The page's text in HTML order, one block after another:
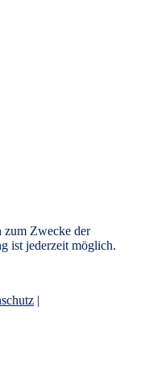
zum Zwecke der
ist jederzeit möglich.
|